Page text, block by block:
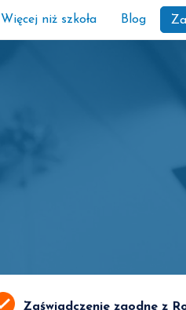
Więcej niż szkoła Blog
Zaświadczenie zgodne z